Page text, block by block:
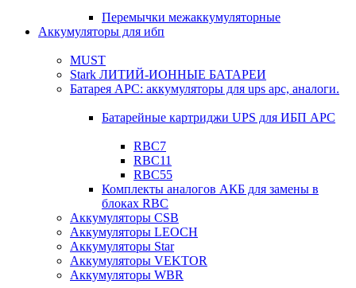
Перемычки межаккумуляторные
Аккумуляторы для ибп
MUST
Stark ЛИТИЙ-ИОННЫЕ БАТАРЕИ
Батарея APC: аккумуляторы для ups apc, аналоги.
Батарейные картриджи UPS для ИБП APC
RBC7
RBC11
RBC55
Комплекты аналогов АКБ для замены в
блоках RBC
Аккумуляторы CSB
Аккумуляторы LEOCH
Аккумуляторы Star
Аккумуляторы VEKTOR
Аккумуляторы WBR